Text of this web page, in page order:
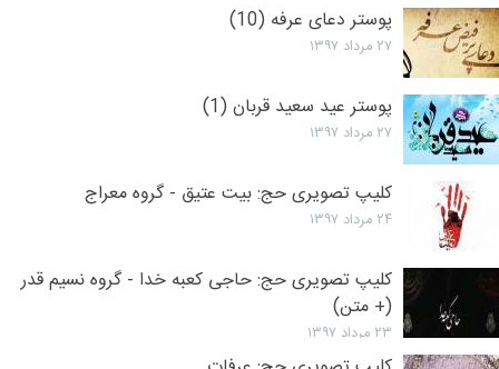
پوستر دعای عرفه (10)
۲۷ مرداد ۱۳۹۷
پوستر عید سعید قربان (1)
۲۷ مرداد ۱۳۹۷
کلیپ تصویری حج: بیت عتیق - گروه معراج
۲۴ مرداد ۱۳۹۷
کلیپ تصویری حج: حاجی کعبه خدا - گروه نسیم قدر
(+ متن)
۲۳ مرداد ۱۳۹۷